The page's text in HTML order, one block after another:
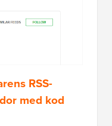
RSS-
med kod